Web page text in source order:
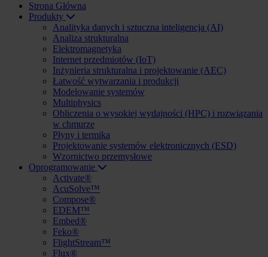
Strona Główna
Produkty
Analityka danych i sztuczna inteligencja (AI)
Analiza strukturalna
Elektromagnetyka
Internet przedmiotów (IoT)
Inżynieria strukturalna i projektowanie (AEC)
Łatwość wytwarzania i produkcji
Modelowanie systemów
Multiphysics
Obliczenia o wysokiej wydajności (HPC) i rozwiązania
w chmurze
Płyny i termika
Projektowanie systemów elektronicznych (ESD)
Wzornictwo przemysłowe
Oprogramowanie
Activate®
AcuSolve™
Compose®
EDEM™
Embed®
Feko®
FlightStream™
Flux®